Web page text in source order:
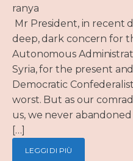
ranya
Mr President, in recent
deep, dark concern for
Autonomous
Syria, for the present
Democratic
worst. But as our
us, we never
[…]
LEGGI DI PIÙ